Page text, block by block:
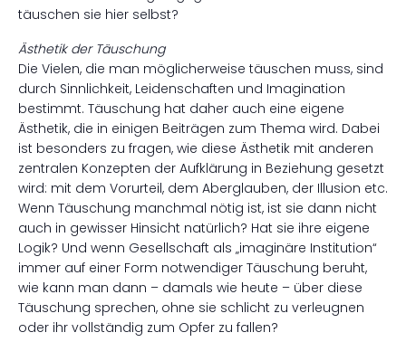
täuschen sie hier selbst?
Ästhetik der Täuschung
Die Vielen, die man möglicherweise täuschen muss, sind
durch Sinnlichkeit, Leidenschaften und Imagination
bestimmt. Täuschung hat daher auch eine eigene
Ästhetik, die in einigen Beiträgen zum Thema wird. Dabei
ist besonders zu fragen, wie diese Ästhetik mit anderen
zentralen Konzepten der Aufklärung in Beziehung gesetzt
wird: mit dem Vorurteil, dem Aberglauben, der Illusion etc.
Wenn Täuschung manchmal nötig ist, ist sie dann nicht
auch in gewisser Hinsicht natürlich? Hat sie ihre eigene
Logik? Und wenn Gesellschaft als „imaginäre Institution“
immer auf einer Form notwendiger Täuschung beruht,
wie kann man dann – damals wie heute – über diese
Täuschung sprechen, ohne sie schlicht zu verleugnen
oder ihr vollständig zum Opfer zu fallen?